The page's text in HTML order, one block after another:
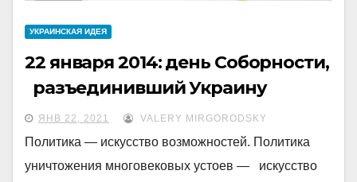
УКРАИНCКАЯ ИДЕЯ
22 января 2014: день Соборности,
разъединивший Украину
ЯНВ 22, 2021 VALERY MIRGORODSKY
Политика — искусство возможностей. Политика
уничтожения многовековых устоев — искусство